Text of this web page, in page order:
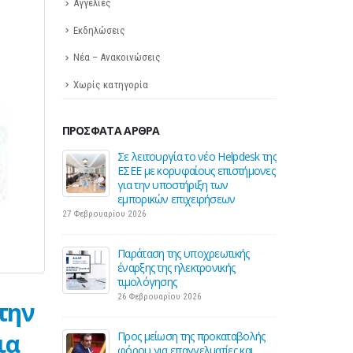
Αγγελίες
Εκδηλώσεις
Νέα – Ανακοινώσεις
Χωρίς κατηγορία
ΠΡΌΣΦΑΤΑ ΆΡΘΡΑ
την
της
2026:
1 στις 2
Σε λειτουργία το νέο Helpdesk της
ΕΣΕΕ με κορυφαίους επιστήμονες
για την υποστήριξη των
εμπορικών επιχειρήσεων
27 Φεβρουαρίου 2026
Παράταση της υποχρεωτικής
έναρξης της ηλεκτρονικής
τιμολόγησης
26 Φεβρουαρίου 2026
Προς μείωση της προκαταβολής